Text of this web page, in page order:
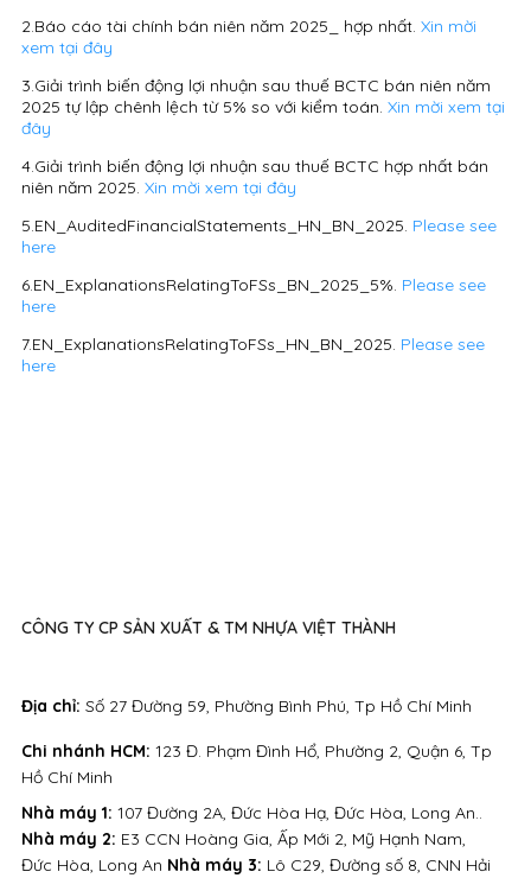
2.Báo cáo tài chính bán niên năm 2025_ hợp nhất. Xin mời
xem tại đây
3.Giải trình biến động lợi nhuận sau thuế BCTC bán niên năm
2025 tự lập chênh lệch từ 5% so với kiểm toán. Xin mời xem tại
đây
4.Giải trình biến động lợi nhuận sau thuế BCTC hợp nhất bán
niên năm 2025. Xin mời xem tại đây
5.EN_AuditedFinancialStatements_HN_BN_2025. Please see
here
6.EN_ExplanationsRelatingToFSs_BN_2025_5%. Please see
here
7.EN_ExplanationsRelatingToFSs_HN_BN_2025. Please see
here
Địa chỉ: Số 27 Đường 59, Phường Bình Phú, Tp Hồ Chí Minh
CÔNG TY CP SẢN XUẤT & TM NHỰA VIỆT THÀNH
Nhà máy 1: 107 Đường 2A, Đức Hòa Hạ, Đức Hòa, Long An..
Nhà máy 2: E3 CCN Hoàng Gia, Ấp Mới 2, Mỹ Hạnh Nam,
Đức Hòa, Long An Nhà máy 3: Lô C29, Đường số 8, CNN Hải
Chi nhánh HCM: 123 Đ. Phạm Đình Hổ, Phường 2, Quận 6, Tp
Hồ Chí Minh